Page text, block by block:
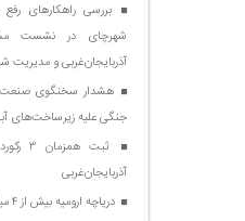
بررسی راهکارهای
شهرچای در نشست
آذربایجان‌غربی و مدیریت
هشدار سخنگوی صنعت
جنگی علیه زیرساخت‌های
ثبت
آذربایجان‌غربی
دریاچه ارومیه بیش از ۴ میلیارد مترمکعب آب دارد